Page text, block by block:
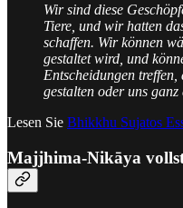
Wir sind diese
Tiere, und wir hatten
schaffen. Wir können
gestaltet wird, und
Entscheidungen
gestalten oder uns
Lesen Sie Bhikkhu Sujatos
Majjhima-Nikāya